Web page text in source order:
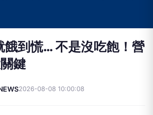
餓到慌… 不是沒吃飽！營
鍵
2026-08-08 10:00:08